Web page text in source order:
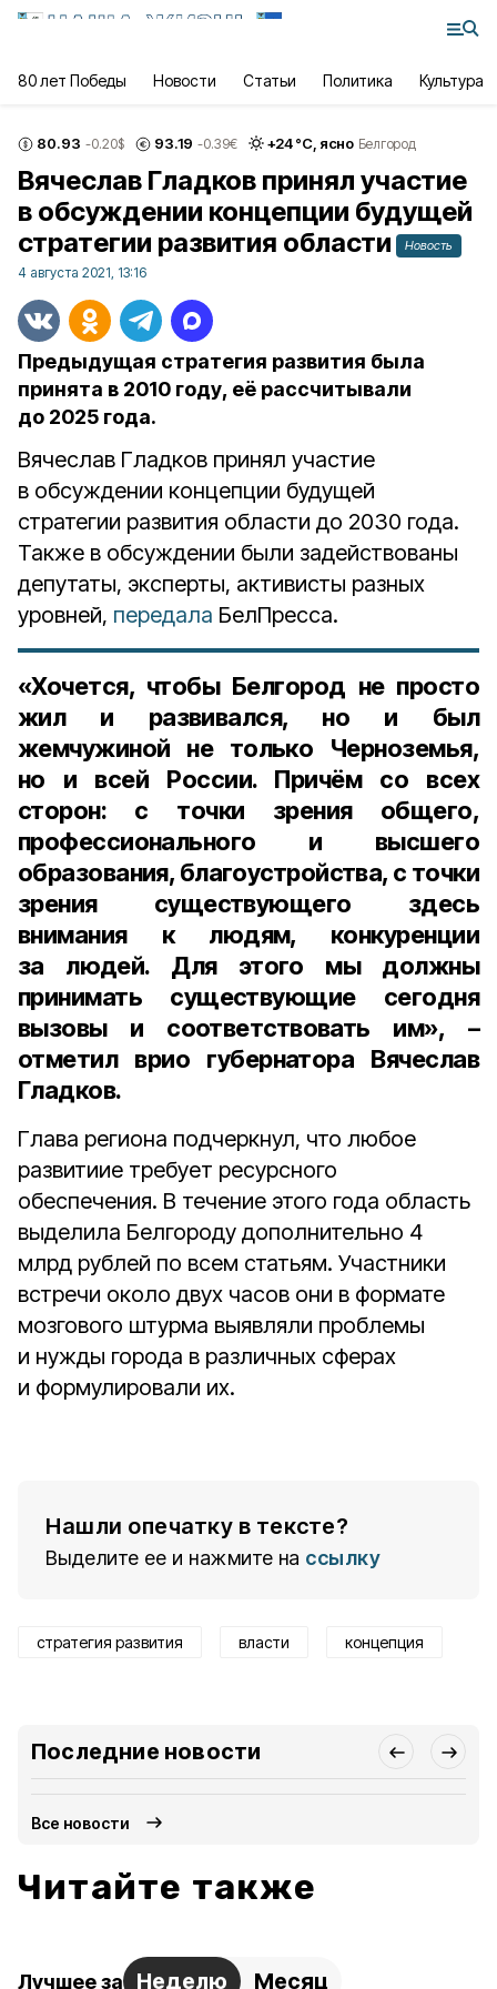
80 лет Победы Новости Статьи Политика Культура
80.93 -0.20$ 93.19 -0.39€ +24°С, ясно Белгород
Вячеслав Гладков принял участие
в обсуждении концепции будущей
стратегии развития области
Новость
4 августа 2021, 13:16
Предыдущая стратегия развития была
принята в 2010 году, её рассчитывали
до 2025 года.
Вячеслав Гладков принял участие
в обсуждении концепции будущей
стратегии развития области до 2030 года.
Также в обсуждении были задействованы
депутаты, эксперты, активисты разных
уровней, передала БелПресса.
«Хочется, чтобы Белгород не просто
жил и развивался, но и был
жемчужиной не только Черноземья,
но и всей России. Причём со всех
сторон: с точки зрения общего,
профессионального и высшего
образования, благоустройства, с точки
зрения существующего здесь
внимания к людям, конкуренции
за людей. Для этого мы должны
принимать существующие сегодня
вызовы и соответствовать им», –
отметил врио губернатора Вячеслав
Гладков.
Глава региона подчеркнул, что любое
развитиие требует ресурсного
обеспечения. В течение этого года область
выделила Белгороду дополнительно 4
млрд рублей по всем статьям. Участники
встречи около двух часов они в формате
мозгового штурма выявляли проблемы
и нужды города в различных сферах
и формулировали их.
Нашли опечатку в тексте?
Выделите ее и нажмите на ссылку
стратегия развития власти концепция
Последние новости
Все новости
Читайте также
Лучшее за Неделю Месяц